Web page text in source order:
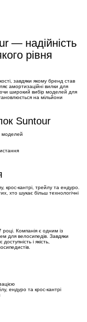
— надійність
рівня
завдяки якому бренд став
амортизаційні вилки для
широкий вибір моделей для
на мільйони
Suntour
моделей
крос-кантрі, трейлу та ендуро.
хто шукає більш технологічні
Компанія є одним із
для велосипедів. Завдяки
і якість,
ендуро та крос-кантрі